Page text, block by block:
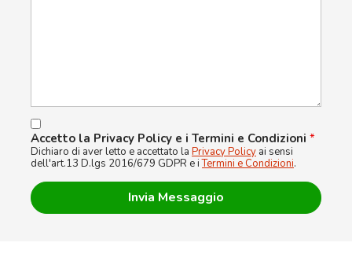
Accetto la Privacy Policy e i Termini e Condizioni *
Dichiaro di aver letto e accettato la Privacy Policy ai sensi
dell'art.13 D.lgs 2016/679 GDPR e iTermini e Condizioni.